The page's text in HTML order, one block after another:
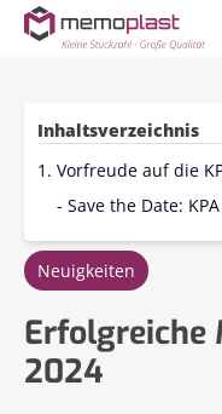
Inhaltsverzeichnis
1. Vorfreude auf die
- Save the Date:
Neuigkeiten
Erfolgreiche
2024